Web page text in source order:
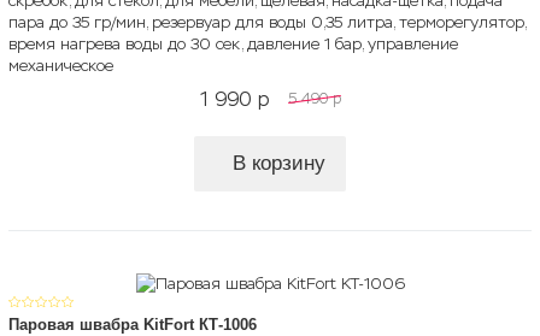
пара до 35 гр/мин, резервуар для воды 0,35 литра, терморегулятор,
время нагрева воды до 30 сек, давление 1 бар, управление
механическое
1 990 p 5 490 p
В корзину
Паровая швабра KitFort КТ-1006